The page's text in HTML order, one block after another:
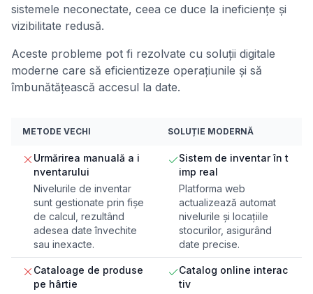
sistemele neconectate, ceea ce duce la ineficiențe și
vizibilitate redusă.
Aceste probleme pot fi rezolvate cu soluții digitale
moderne care să eficientizeze operațiunile și să
îmbunătățească accesul la date.
METODE VECHI SOLUȚIE MODERNĂ
Urmărirea manuală a i
nventarului
Nivelurile de inventar
sunt gestionate prin fișe
de calcul, rezultând
adesea date învechite
sau inexacte.
Sistem de inventar în t
imp real
Platforma web
actualizează automat
nivelurile și locațiile
stocurilor, asigurând
date precise.
Cataloage de produse
pe hârtie
Catalog online interac
tiv